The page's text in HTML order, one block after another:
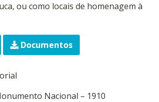
ou como locais de homenagem à
Documentos
Nacional – 1910